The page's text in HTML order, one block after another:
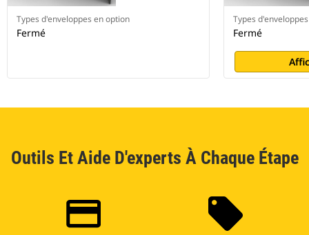
Types d'enveloppes en option
Fermé
Types
Fermé
Outils Et Aide D'experts À Chaque Étape